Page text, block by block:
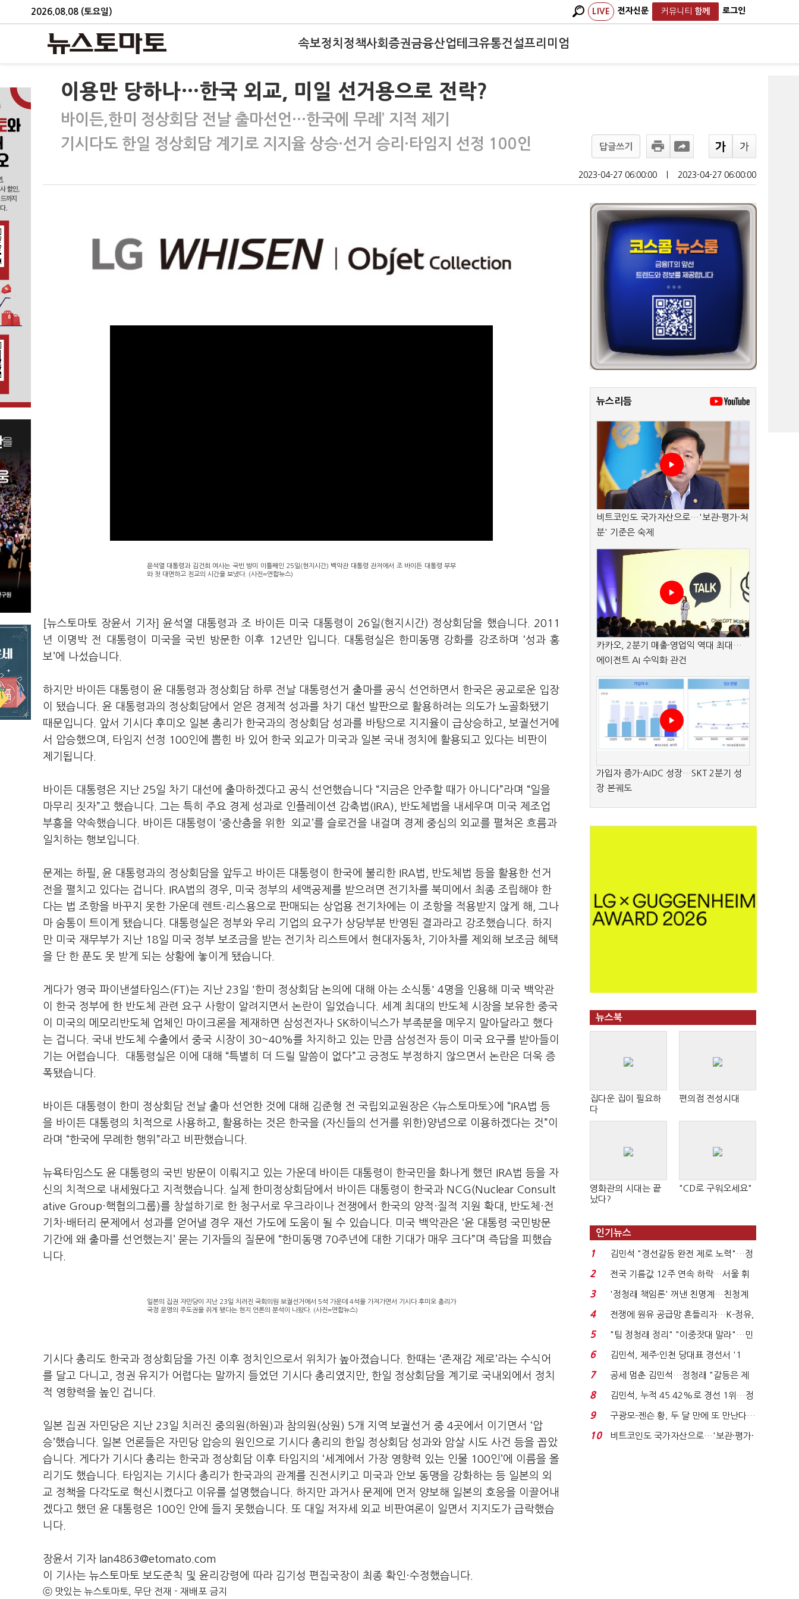
2026.08.08 (토요일) LIVE 전자신문 커뮤니티 함께 로그인
속보정치 정책사회 증권금융산업테크유통건설프리미엄
이용만 당하나…한국 외교, 미일 선거용으로 전락?
바이든,한미 정상회담 전날 출마선언…한국에 무례’ 지적 제기
기시다도 한일 정상회담 계기로 지지율 상승·선거 승리·타임지 선정 100인
답글쓰기
2023-04-27 06:00:00 2023-04-27 06:00:00
윤석열 대통령과 김건희 여사는 국빈 방미 이틀째인 25일(현지시간) 백악관 대통령 관저에서 조 바이든 대통령 부부
와 첫 대면하고 친교의 시간을 보냈다. (사진=연합뉴스)
[뉴스토마토 장윤서 기자] 윤석열 대통령과 조 바이든 미국 대통령이 26일(현지시간) 정상회담을 했습니다. 2011
년 이명박 전 대통령이 미국을 국빈 방문한 이후 12년만 입니다. 대통령실은 한미동맹 강화를 강조하며 ‘성과 홍
보’에 나섰습니다.
하지만 바이든 대통령이 윤 대통령과 정상회담 하루 전날 대통령선거 출마를 공식 선언하면서 한국은 공교로운 입장
이 됐습니다. 윤 대통령과의 정상회담에서 얻은 경제적 성과를 차기 대선 발판으로 활용하려는 의도가 노골화됐기
때문입니다. 앞서 기시다 후미오 일본 총리가 한국과의 정상회담 성과를 바탕으로 지지율이 급상승하고, 보궐선거에
서 압승했으며, 타임지 선정 100인에 뽑힌 바 있어 한국 외교가 미국과 일본 국내 정치에 활용되고 있다는 비판이
제기됩니다.
바이든 대통령은 지난 25일 차기 대선에 출마하겠다고 공식 선언했습니다 “지금은 안주할 때가 아니다”라며 “일을
마무리 짓자”고 했습니다. 그는 특히 주요 경제 성과로 인플레이션 감축법(IRA), 반도체법을 내세우며 미국 제조업
부흥을 약속했습니다. 바이든 대통령이 ‘중산층을 위한 외교’를 슬로건을 내걸며 경제 중심의 외교를 펼쳐온 흐름과
일치하는 행보입니다.
문제는 하필, 윤 대통령과의 정상회담을 앞두고 바이든 대통령이 한국에 불리한 IRA법, 반도체법 등을 활용한 선거
전을 펼치고 있다는 겁니다. IRA법의 경우, 미국 정부의 세액공제를 받으려면 전기차를 북미에서 최종 조립해야 한
다는 법 조항을 바꾸지 못한 가운데 렌트·리스용으로 판매되는 상업용 전기차에는 이 조항을 적용받지 않게 해, 그나
마 숨통이 트이게 됐습니다. 대통령실은 정부와 우리 기업의 요구가 상당부분 반영된 결과라고 강조했습니다. 하지
만 미국 재무부가 지난 18일 미국 정부 보조금을 받는 전기차 리스트에서 현대자동차, 기아차를 제외해 보조금 혜택
을 단 한 푼도 못 받게 되는 상황에 놓이게 됐습니다.
게다가 영국 파이낸셜타임스(FT)는 지난 23일 '한미 정상회담 논의에 대해 아는 소식통' 4명을 인용해 미국 백악관
이 한국 정부에 한 반도체 관련 요구 사항이 알려지면서 논란이 일었습니다. 세계 최대의 반도체 시장을 보유한 중국
이 미국의 메모리반도체 업체인 마이크론을 제재하면 삼성전자나 SK하이닉스가 부족분을 메우지 말아달라고 했다
는 겁니다. 국내 반도체 수출에서 중국 시장이 30~40%를 차지하고 있는 만큼 삼성전자 등이 미국 요구를 받아들이
기는 어렵습니다. 대통령실은 이에 대해 “특별히 더 드릴 말씀이 없다”고 긍정도 부정하지 않으면서 논란은 더욱 증
폭됐습니다.
바이든 대통령이 한미 정상회담 전날 출마 선언한 것에 대해 김준형 전 국립외교원장은 <뉴스토마토>에 “IRA법 등
을 바이든 대통령의 치적으로 사용하고, 활용하는 것은 한국을 (자신들의 선거를 위한)양념으로 이용하겠다는 것”이
라며 “한국에 무례한 행위”라고 비판했습니다.
뉴욕타임스도 윤 대통령의 국빈 방문이 이뤄지고 있는 가운데 바이든 대통령이 한국민을 화나게 했던 IRA법 등을 자
신의 치적으로 내세웠다고 지적했습니다. 실제 한미정상회담에서 바이든 대통령이 한국과 NCG(Nuclear Consult
ative Group·핵협의그룹)를 창설하기로 한 청구서로 우크라이나 전쟁에서 한국의 양적·질적 지원 확대, 반도체·전
기차·배터리 문제에서 성과를 얻어낼 경우 재선 가도에 도움이 될 수 있습니다. 미국 백악관은 ‘윤 대통령 국민방문
기간에 왜 출마를 선언했는지’ 묻는 기자들의 질문에 “한미동맹 70주년에 대한 기대가 매우 크다”며 즉답을 피했습
니다.
일본의 집권 자민당이 지난 23일 치러진 국회의원 보궐선거에서 5석 가운데 4석을 가져가면서 기시다 후미오 총리가
국정 운영의 주도권을 쥐게 됐다는 현지 언론의 분석이 나왔다. (사진=연합뉴스)
기시다 총리도 한국과 정상회담을 가진 이후 정치인으로서 위치가 높아졌습니다. 한때는 ‘존재감 제로’라는 수식어
를 달고 다니고, 정권 유지가 어렵다는 말까지 들었던 기시다 총리였지만, 한일 정상회담을 계기로 국내외에서 정치
적 영향력을 높인 겁니다.
일본 집권 자민당은 지난 23일 치러진 중의원(하원)과 참의원(상원) 5개 지역 보궐선거 중 4곳에서 이기면서 ‘압
승’했습니다. 일본 언론들은 자민당 압승의 원인으로 기시다 총리의 한일 정상회담 성과와 암살 시도 사건 등을 꼽았
습니다. 게다가 기시다 총리는 한국과 정상회담 이후 타임지의 ‘세계에서 가장 영향력 있는 인물 100인’에 이름을 올
리기도 했습니다. 타임지는 기시다 총리가 한국과의 관계를 진전시키고 미국과 안보 동맹을 강화하는 등 일본의 외
교 정책을 다각도로 혁신시켰다고 이유를 설명했습니다. 하지만 과거사 문제에 먼저 양보해 일본의 호응을 이끌어내
겠다고 했던 윤 대통령은 100인 안에 들지 못했습니다. 또 대일 저자세 외교 비판여론이 일면서 지지도가 급락했습
니다.
장윤서 기자 lan4863@etomato.com
이 기사는 뉴스토마토 보도준칙 및 윤리강령에 따라 김기성 편집국장이 최종 확인·수정했습니다.
ⓒ 맛있는 뉴스토마토, 무단 전재 - 재배포 금지
뉴스리듬
비트코인도 국가자산으로…'보관·평가·처
분' 기준은 숙제
카카오, 2분기 매출·영업익 역대 최대…
에이전트 AI 수익화 관건
가입자 증가·AIDC 성장…SKT 2분기 성
장 본궤도
뉴스북
집다운 집이 필요하
다
편의점 전성시대
영화관의 시대는 끝
났다?
"CD로 구워오세요"
인기뉴스
1
김민석 "경선갈등 완전 제로 노력"…정
청래 "반명 공세 사...
2
전국 기름값 12주 연속 하락…서울 휘
발윳값 1909원...
3
'정청래 책임론' 꺼낸 친명계…친청계
는 추가투표 때리기...
4
전쟁에 원유 공급망 흔들리자…K-정유,
에너지안보 핵심...
5
"팀 정청래 정리" "이중잣대 말라"…민
주 최고위원 계파 다...
6
김민석, 제주·인천 당대표 경선서 '1
위'(1보)...
7
공세 멈춘 김민석…정청래 "갈등은 제
가 수습"
8
김민석, 누적 45.42%로 경선 1위…정
청래와 격차 0.86%p(...
9
구광모-젠슨 황, 두 달 만에 또 만난다…
로봇·AI 등 논...
10
비트코인도 국가자산으로…'보관·평가·